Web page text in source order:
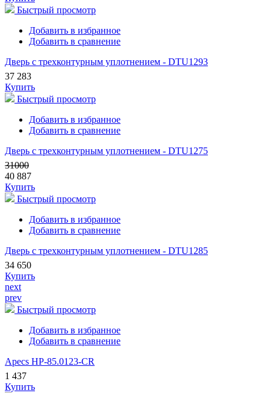
Быстрый просмотр
Добавить в избранное
Добавить в сравнение
Дверь с трехконтурным уплотнением - DTU1293
37 283
Купить
Быстрый просмотр
Добавить в избранное
Добавить в сравнение
Дверь с трехконтурным уплотнением - DTU1275
31000
40 887
Купить
Быстрый просмотр
Добавить в избранное
Добавить в сравнение
Дверь с трехконтурным уплотнением - DTU1285
34 650
Купить
next
prev
Быстрый просмотр
Добавить в избранное
Добавить в сравнение
Apecs HP-85.0123-CR
1 437
Купить